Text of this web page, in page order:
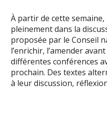
À partir de cette
pleinement dans la
proposée par le Conseil
l’enrichir, l’amender
différentes conférences
prochain. Des textes
à leur discussion,